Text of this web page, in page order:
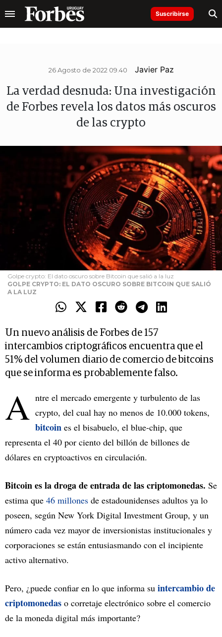
Suscribirse
26 Agosto de 2022 09.40 Javier Paz
La verdad desnuda: Una investigación
de Forbes revela los datos más oscuros
de las crypto
Golpe crypto: El dato oscuro sobre Bitcoin que salió a la luz
GOLPE CRYPTO: EL DATO OSCURO SOBRE BITCOIN QUE SALIÓ
A LA LUZ
Un nuevo análisis de Forbes de 157
intercambios criptográficos encuentra que el
51% del volumen diario de comercio de bitcoins
que se informa es probablemente falso.
A ntre el mercado emergente y turbulento de las
crypto, del cual hay no menos de 10.000 tokens,
bitcoin es el bisabuelo, el blue-chip, que
representa el 40 por ciento del billón de billones de
dólares en cryptoactivos en circulación.
Bitcoin es la droga de entrada de las criptomonedas. Se
estima que 46 millones de estadounidenses adultos ya lo
poseen, según New York Digital Investment Group, y un
número cada vez mayor de inversionistas institucionales y
corporaciones se están entusiasmando con el incipiente
activo alternativo.
Pero, ¿puede confiar en lo que informa su intercambio de
criptomonedas o corretaje electrónico sobre el comercio
de la moneda digital más importante?